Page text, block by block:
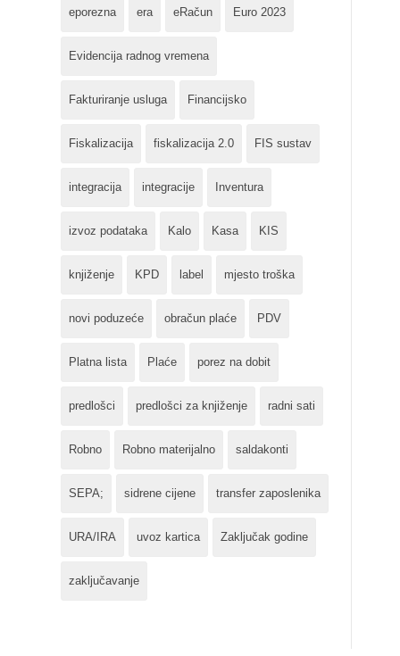
eporezna era eRačun Euro 2023
Evidencija radnog vremena
Fakturiranje usluga Financijsko
Fiskalizacija fiskalizacija 2.0 FIS sustav
integracija integracije Inventura
izvoz podataka Kalo Kasa KIS
knjiženje KPD label mjesto troška
novi poduzeće obračun plaće PDV
Platna lista Plaće porez na dobit
predlošci predlošci za knjiženje radni sati
Robno Robno materijalno saldakonti
SEPA; sidrene cijene transfer zaposlenika
URA/IRA uvoz kartica Zaključak godine
zaključavanje